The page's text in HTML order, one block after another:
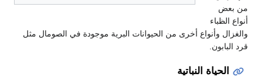
من بعض
أنواع الظباء
والغزال وأنواع أخرى من الحيوانات البرية موجودة في الصومال مثل
قرد البابون.
الحياة النباتية